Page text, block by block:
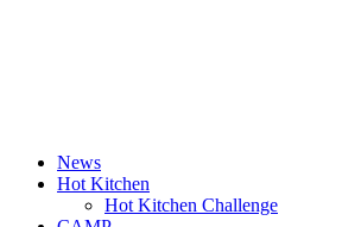
News
Hot Kitchen
Hot Kitchen Challenge